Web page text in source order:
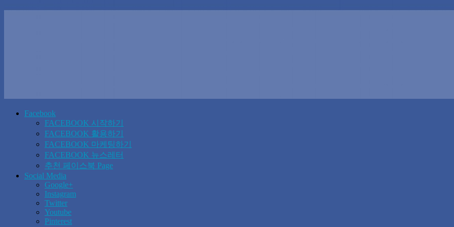
Facebook
FACEBOOK 시작하기
FACEBOOK 활용하기
FACEBOOK 마케팅하기
FACEBOOK 뉴스레터
추천 페이스북 Page
Social Media
Google+
Instagram
Twitter
Youtube
Pinterest